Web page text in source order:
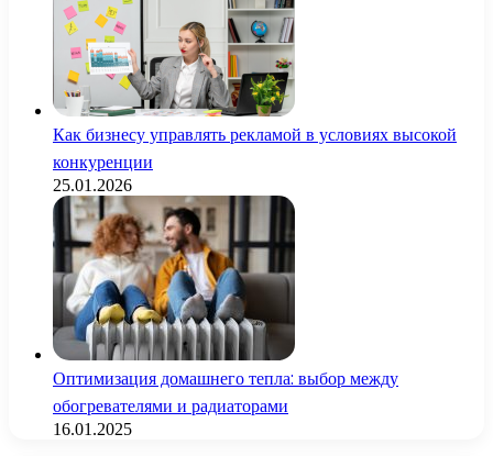
Как бизнесу управлять рекламой в условиях высокой
конкуренции
25.01.2026
Оптимизация домашнего тепла: выбор между
обогревателями и радиаторами
16.01.2025